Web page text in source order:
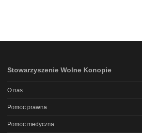
Stowarzyszenie Wolne Konopie
O nas
Pomoc prawna
Pomoc medyczna